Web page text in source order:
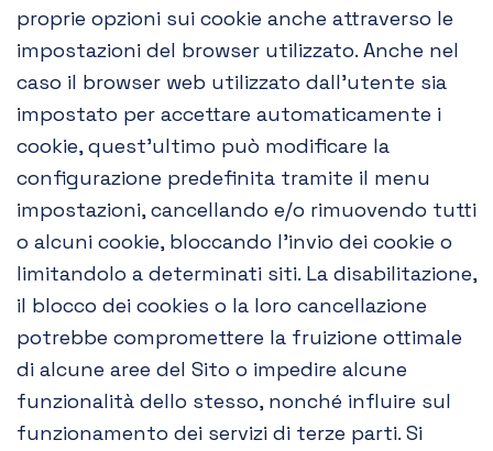
proprie opzioni sui cookie anche attraverso le
impostazioni del browser utilizzato. Anche nel
caso il browser web utilizzato dall’utente sia
impostato per accettare automaticamente i
cookie, quest’ultimo può modificare la
configurazione predefinita tramite il menu
impostazioni, cancellando e/o rimuovendo tutti
o alcuni cookie, bloccando l’invio dei cookie o
limitandolo a determinati siti. La disabilitazione,
il blocco dei cookies o la loro cancellazione
potrebbe compromettere la fruizione ottimale
di alcune aree del Sito o impedire alcune
funzionalità dello stesso, nonché influire sul
funzionamento dei servizi di terze parti. Si